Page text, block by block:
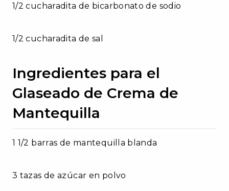
1/2 cucharadita de bicarbonato de sodio
1/2 cucharadita de sal
Ingredientes para el
Glaseado de Crema de
Mantequilla
1 1/2 barras de mantequilla blanda
3 tazas de azúcar en polvo